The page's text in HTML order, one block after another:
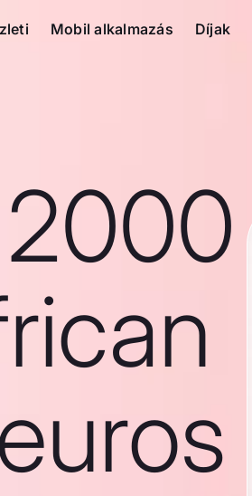
Mobil alkalmazás Díjak